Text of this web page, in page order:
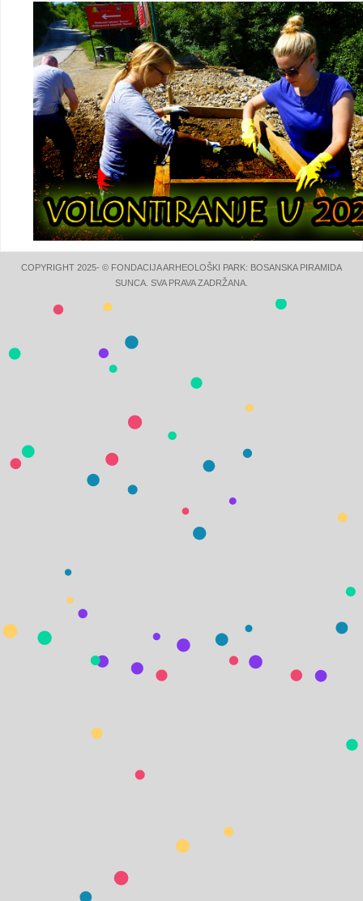
COPYRIGHT 2025- © FONDACIJA ARHEOLOŠKI PARK: BOSANSKA PIRAMIDA
SUNCA. SVA PRAVA ZADRŽANA.